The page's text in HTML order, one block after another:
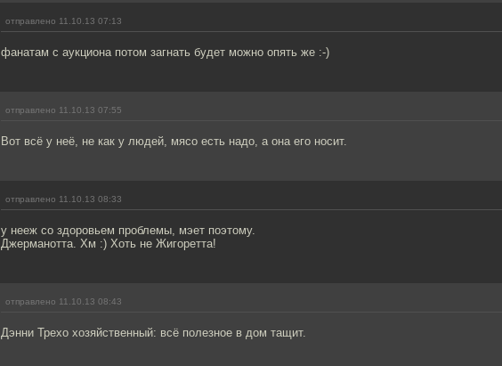
отправлено 11.10.13 07:13
фанатам с аукциона потом загнать будет можно опять же :-)
отправлено 11.10.13 07:55
Вот всё у неё, не как у людей, мясо есть надо, а она его носит.
отправлено 11.10.13 08:33
у нееж со здоровьем проблемы, мэет поэтому.
Джерманотта. Хм :) Хоть не Жигоретта!
отправлено 11.10.13 08:43
Дэнни Трехо хозяйственный: всё полезное в дом тащит.